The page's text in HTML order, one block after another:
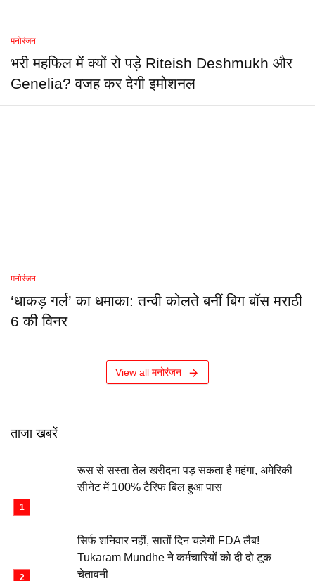
मनोरंजन
भरी महफिल में क्यों रो पड़े Riteish Deshmukh और
Genelia? वजह कर देगी इमोशनल
मनोरंजन
‘धाकड़ गर्ल’ का धमाका: तन्वी कोलते बनीं बिग बॉस मराठी
6 की विनर
View all मनोरंजन
ताजा खबरें
रूस से सस्ता तेल खरीदना पड़ सकता है महंगा, अमेरिकी
सीनेट में 100% टैरिफ बिल हुआ पास
सिर्फ शनिवार नहीं, सातों दिन चलेगी FDA लैब!
Tukaram Mundhe ने कर्मचारियों को दी दो टूक
चेतावनी